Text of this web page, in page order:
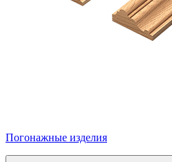
Погонажные изделия